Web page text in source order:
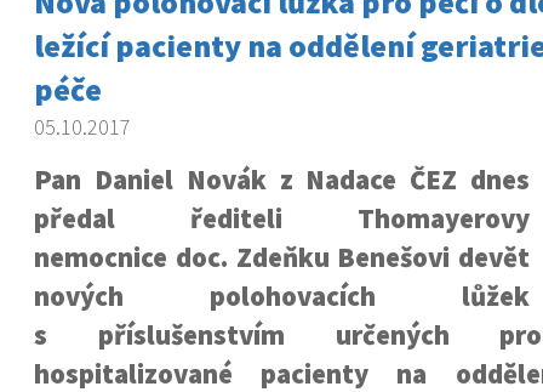
ležící pacienty na oddělení
péče
05.10.2017
Pan Daniel Novák z Nadace ČEZ dnes
předal řediteli Thomayerovy
nemocnice doc. Zdeňku Benešovi devět
nových polohovacích lůžek
s příslušenstvím určených
hospitalizované pacienty na